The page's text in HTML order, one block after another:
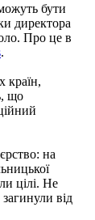
бути
директора
Про це в
.
країн,
що
на
цілі. Не
від